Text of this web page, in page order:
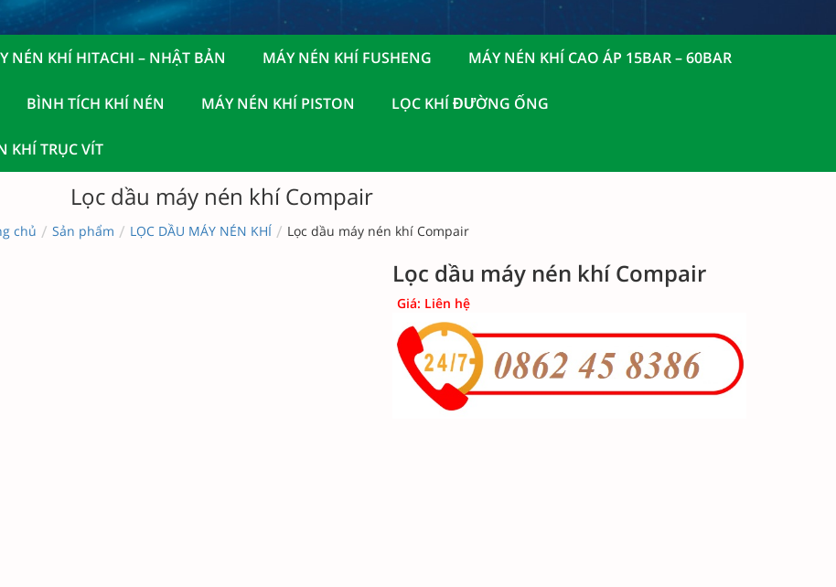
NÉN KHÍ HITACHI – NHẬT BẢN MÁY NÉN KHÍ FUSHENG MÁY NÉN KHÍ CAO ÁP 15BAR – 60BAR
BÌNH TÍCH KHÍ NÉN MÁY NÉN KHÍ PISTON LỌC KHÍ ĐƯỜNG ỐNG
KHÍ TRỤC VÍT
Lọc dầu máy nén khí Compair
chủ / Sản phẩm / LỌC DẦU MÁY NÉN KHÍ / Lọc dầu máy nén khí Compair
Lọc dầu máy nén khí Compair
Giá: Liên hệ